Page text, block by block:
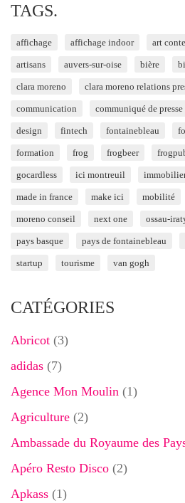
TAGS.
affichage affichage indoor art
artisans auvers-sur-oise bière
clara moreno clara moreno relations
communication communiqué de presse
design fintech fontainebleau
formation frog frogbeer
gocardless ici montreuil
made in france make ici mobilité
moreno conseil next one ossau-
pays basque pays de fontainebleau
startup tourisme van gogh
CATÉGORIES
Abricot (3)
adidas (7)
Agence Mon Moulin (1)
Agriculture (2)
Ambassade du Royaume des
Apéro Resto Disco (2)
Apkass (1)